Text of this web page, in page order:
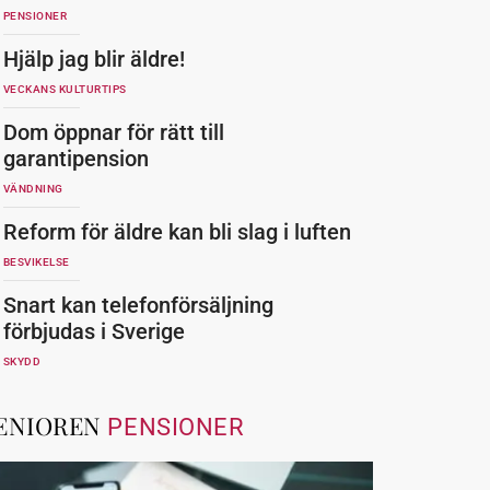
PENSIONER
Hjälp jag blir äldre!
VECKANS KULTURTIPS
Dom öppnar för rätt till
garantipension
VÄNDNING
Reform för äldre kan bli slag i luften
BESVIKELSE
Snart kan telefonförsäljning
förbjudas i Sverige
SKYDD
PENSIONER